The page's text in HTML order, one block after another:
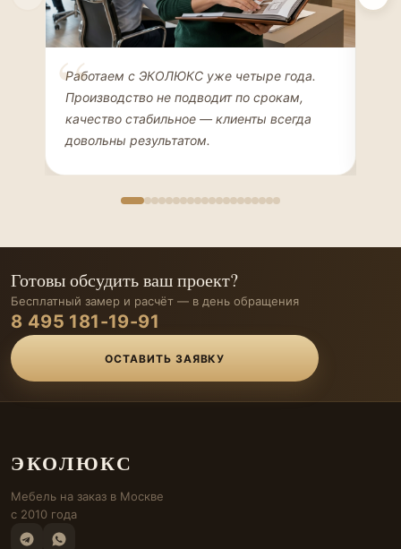
Елена Соколова
ДИЗАЙНЕР ИНТЕРЬЕРОВ
Работаем с ЭКОЛЮКС уже четыре года.
Производство не подводит по срокам,
качество стабильное — клиенты всегда
довольны результатом.
Готовы обсудить ваш проект?
Бесплатный замер и расчёт — в день обращения
8 495 181-19-91
ОСТАВИТЬ ЗАЯВКУ
ЭКОЛЮКС
Мебель на заказ в Москве
с 2010 года